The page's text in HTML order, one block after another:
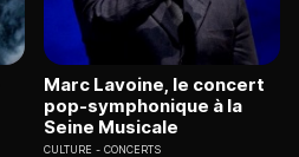
Marc Lavoine, le concert
pop-symphonique à la
Seine Musicale
CULTURE CONCERTS